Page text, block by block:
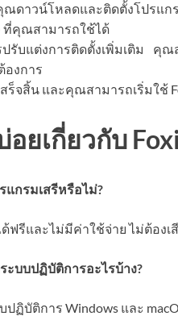
คุณดาวน์โหลดและติดตั้งโป
ที่คุณสามารถใช้ได้
รับแต่งการติดตั้งเพิ่มเติม คุณ
งการ
ร็จสิ้น และคุณสามารถเริ่มใช้
ยเกี่ยวกับ
แกรมเสรีหรือไม่?
ด้ฟรีและไม่มีค่าใช้จ่าย ไม่ต้อง
ะบบปฏิบัติการอะไรบ้าง?
ปฏิบัติการ Windows และ